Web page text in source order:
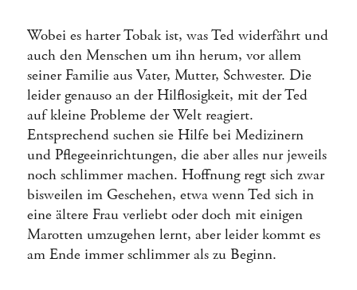
Wobei es harter Tobak ist, was Ted widerfährt und
auch den Menschen um ihn herum, vor allem
seiner Familie aus Vater, Mutter, Schwester. Die
leider genauso an der Hilflosigkeit, mit der Ted
auf kleine Probleme der Welt reagiert.
Entsprechend suchen sie Hilfe bei Medizinern
und Pflegeeinrichtungen, die aber alles nur jeweils
noch schlimmer machen. Hoffnung regt sich zwar
bisweilen im Geschehen, etwa wenn Ted sich in
eine ältere Frau verliebt oder doch mit einigen
Marotten umzugehen lernt, aber leider kommt es
am Ende immer schlimmer als zu Beginn.